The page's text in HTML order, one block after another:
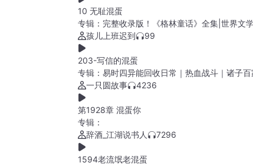
10 无耻混蛋
专辑： 完整收录版！《格林童话》全集|世界文
孩儿上班迟到
99
203-写信的混蛋
专辑： 易时四异能回收日常｜热血战斗｜诸子百
一只圆故事
4236
第1928章 混蛋你
专辑：
辞酒_江湖说书人
7296
1594老流氓老混蛋